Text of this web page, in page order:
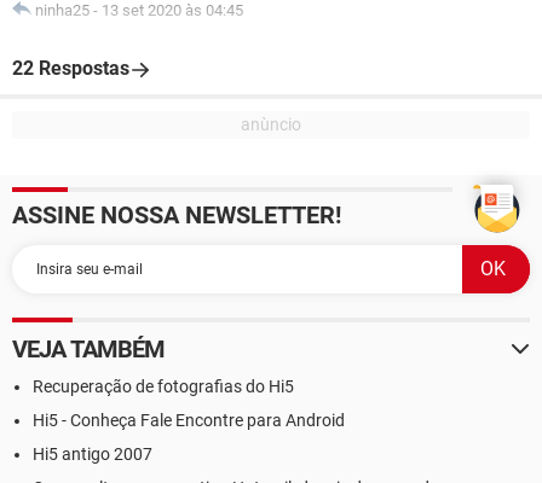
ninha25 - 13 set 2020 às 04:45
22 Respostas
ASSINE NOSSA NEWSLETTER!
VEJA TAMBÉM
Recuperação de fotografias do Hi5
Hi5 - Conheça Fale Encontre para Android
Hi5 antigo 2007